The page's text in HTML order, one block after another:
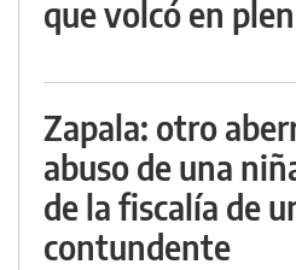
que volcó en
Zapala: otro
abuso de una
de la fiscalía de
contundente